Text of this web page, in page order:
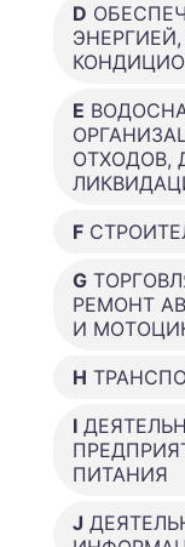
D
E
ОТХОДОВ,
F
G
РЕМОНТ
И
H
I
ПИТАНИЯ
J